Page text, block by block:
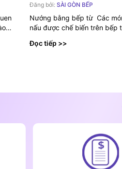
Đăng bởi: SÀI GÒN BẾP
Nướng bằng bếp từ Các
nấu được chế biến trên bếp
Đọc tiếp >>